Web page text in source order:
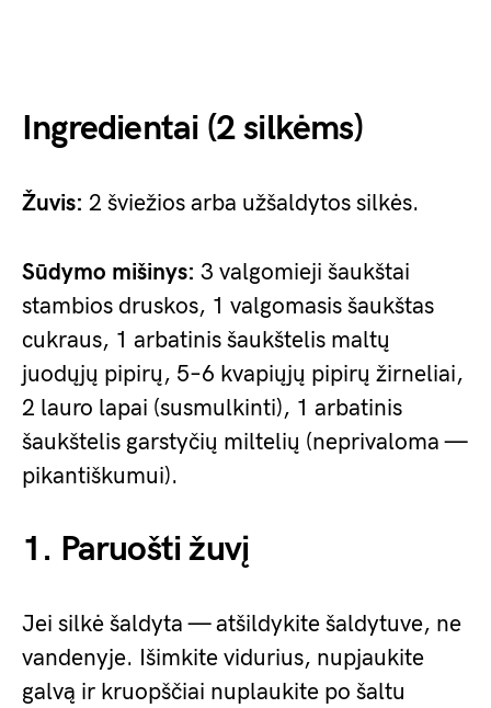
Ingredientai (2 silkėms)
Žuvis: 2 šviežios arba užšaldytos silkės.
Sūdymo mišinys: 3 valgomieji šaukštai
stambios druskos, 1 valgomasis šaukštas
cukraus, 1 arbatinis šaukštelis maltų
juodųjų pipirų, 5–6 kvapiųjų pipirų žirneliai,
2 lauro lapai (susmulkinti), 1 arbatinis
šaukštelis garstyčių miltelių (neprivaloma —
pikantiškumui).
1. Paruošti žuvį
Jei silkė šaldyta — atšildykite šaldytuve, ne
vandenyje. Išimkite vidurius, nupjaukite
galvą ir kruopščiai nuplaukite po šaltu